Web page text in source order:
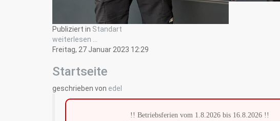
Publiziert in Standart
weiterlesen ...
Freitag, 27 Januar 2023 12:29
Startseite
geschrieben von edel
!! Betriebsferien vom 1.8.2026 bis 16.8.2026 !!